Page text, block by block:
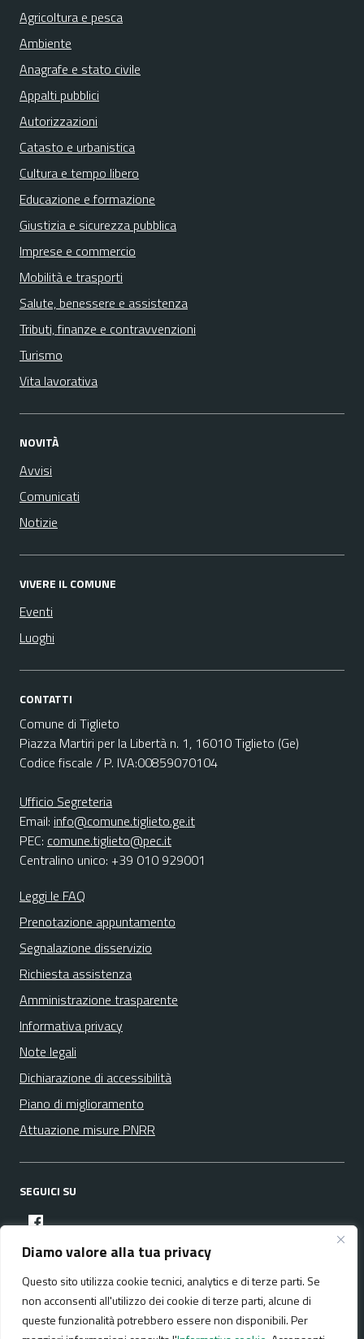
Diamo valore alla tua privacy
Questo sito utilizza cookie tecnici, analytics e di terze parti. Se
non acconsenti all'utilizzo dei cookie di terze parti, alcune di
queste funzionalità potrebbero essere non disponibili. Per
Agricoltura e pesca
Ambiente
Anagrafe e stato civile
Appalti pubblici
Autorizzazioni
Catasto e urbanistica
Cultura e tempo libero
Educazione e formazione
Giustizia e sicurezza pubblica
Imprese e commercio
Mobilità e trasporti
Salute, benessere e assistenza
Tributi, finanze e contravvenzioni
Turismo
Vita lavorativa
NOVITÀ
Avvisi
Comunicati
Notizie
VIVERE IL COMUNE
Eventi
Luoghi
CONTATTI
Comune di Tiglieto
Piazza Martiri per la Libertà n. 1, 16010 Tiglieto (Ge)
Codice fiscale / P. IVA:00859070104
Ufficio Segreteria
Email: info@comune.tiglieto.ge.it
PEC: comune.tiglieto@pec.it
Centralino unico: +39 010 929001
Leggi le FAQ
Prenotazione appuntamento
Segnalazione disservizio
Richiesta assistenza
Amministrazione trasparente
Informativa privacy
Note legali
Dichiarazione di accessibilità
Piano di miglioramento
Attuazione misure PNRR
SEGUICI SU
facebook
Media policy Mappa del sito